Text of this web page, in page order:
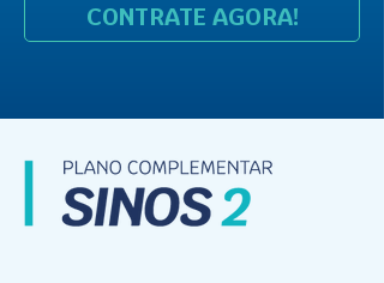
CONTRATE AGORA!